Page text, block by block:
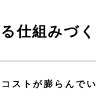
仕組みづく
ストが膨らんでい